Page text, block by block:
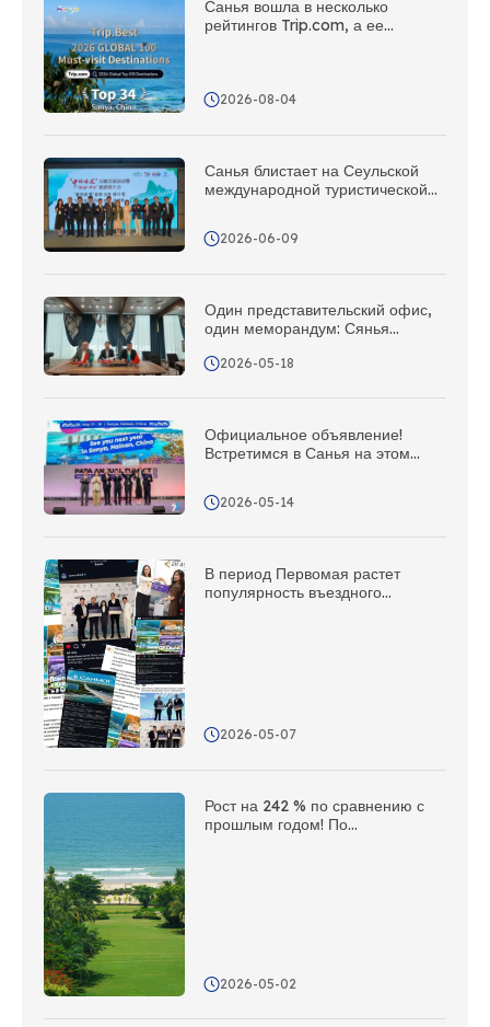
Санья вошла в несколько
рейтингов Trip.com, а ее
2026-08-04
Санья блистает на Сеульской
международной туристической
в Корее – Санья зовёт вас в
отпуск!
2026-06-09
Один представительский офис,
один меморандум: Сянья
туристов из Казахстана и создает
маркетинга и продвижения в
2026-05-18
Официальное объявление!
Встретимся в Санья на этом
мероприятии Азиатско-
Тихоокеанского региона в 2027
2026-05-14
В период Первомая растет
популярность въездного
2026-05-07
Рост на 242 % по сравнению с
прошлым годом! По
2026-05-02